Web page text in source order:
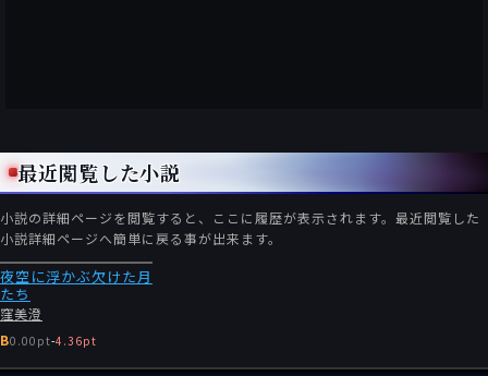
最近閲覧した小説
小説の詳細ページを閲覧すると、ここに履歴が表示されます。最近閲覧した
小説詳細ページへ簡単に戻る事が出来ます。
夜空に浮かぶ欠けた月
たち
窪美澄
B0.00pt-4.36pt